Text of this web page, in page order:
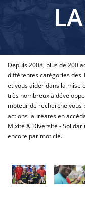
Depuis 2008, plus de 200
différentes catégories des
et vous aider dans la mise
très nombreux à
moteur de recherche
actions lauréates en
Mixité & Diversité -
encore par mot clé.